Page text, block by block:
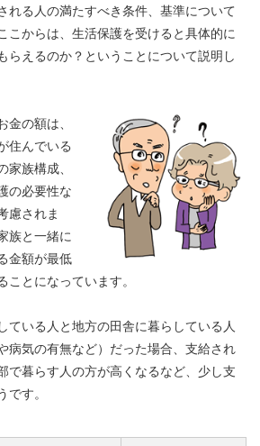
れる人の満たすべき条件、基準について
こからは、生活保護を受けると具体的に
らえるのか？ということについて説明し
金の額は、
住んでいる
家族構成、
の必要性な
慮されま
族と一緒に
金額が最低
ことになっています。
ている人と地方の田舎に暮らしている人
病気の有無など）だった場合、支給され
で暮らす人の方が高くなるなど、少し支
です。